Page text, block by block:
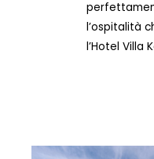
l’ospitalità
l’Hotel Villa